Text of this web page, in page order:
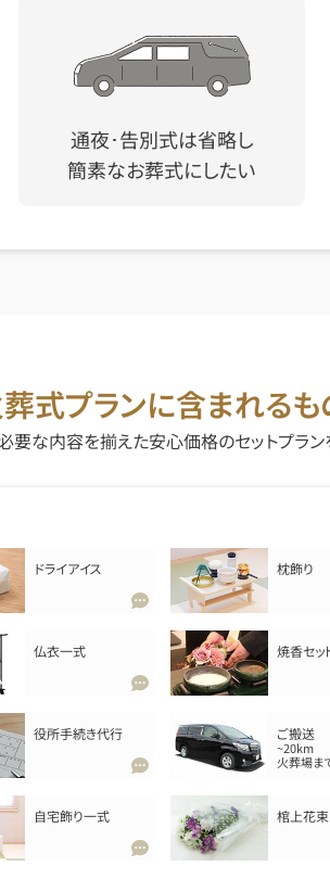
通夜･告別式は省略し
簡素なお葬式にしたい
式プランに含まれるも
要な内容を揃えた安心価格のセットプラ
ドライアイス 枕飾り
仏衣一式 焼香セッ
役所手続き代行 ご搬送
~20km
火葬場ま
自宅飾り一式 棺上花束